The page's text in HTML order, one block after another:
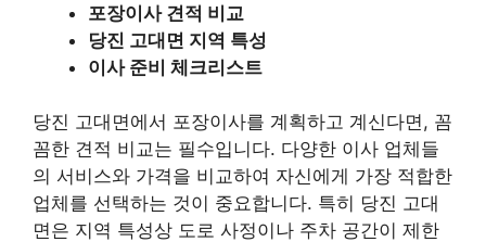
포장이사 견적 비교
당진 고대면 지역 특성
이사 준비 체크리스트
당진 고대면에서 포장이사를 계획하고 계신다면, 꼼
꼼한 견적 비교는 필수입니다. 다양한 이사 업체들
의 서비스와 가격을 비교하여 자신에게 가장 적합한
업체를 선택하는 것이 중요합니다. 특히 당진 고대
면은 지역 특성상 도로 사정이나 주차 공간이 제한